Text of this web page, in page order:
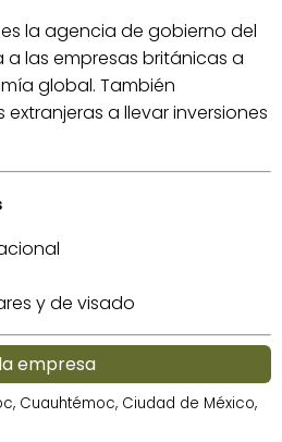
la agencia de gobierno del
a las empresas británicas a
global. También
a llevar inversiones
y de visado
empresa
Cuauhtémoc, Ciudad de México,